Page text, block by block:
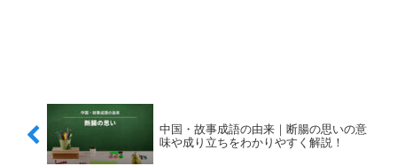
中国・故事成語の由来｜断腸の思いの意
味や成り立ちをわかりやすく解説！